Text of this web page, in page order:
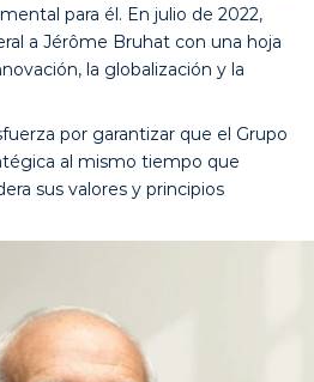
para él. En julio de 2022,
a Jérôme Bruhat con una hoja
la globalización y la
por garantizar que el Grupo
al mismo tiempo que
sus valores y principios